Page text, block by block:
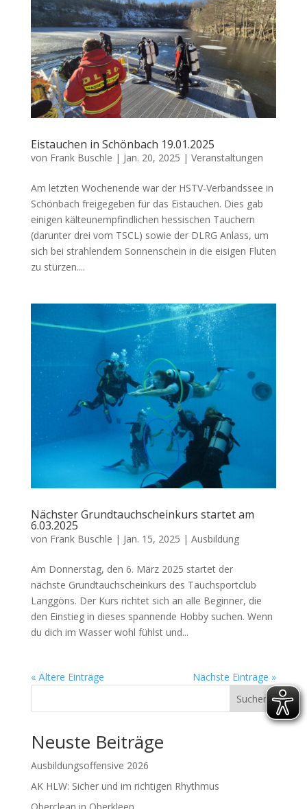
Eistauchen in Schönbach 19.01.2025
von Frank Buschle | Jan. 20, 2025 | Veranstaltungen
Am letzten Wochenende war der HSTV-Verbandssee in
Schönbach freigegeben für das Eistauchen. Dies gab
einigen kälteunempfindlichen hessischen Tauchern
(darunter drei vom TSCL) sowie der DLRG Anlass, um
sich bei strahlendem Sonnenschein in die eisigen Fluten
zu stürzen....
Nächster Grundtauchscheinkurs startet am
6.03.2025
von Frank Buschle | Jan. 15, 2025 | Ausbildung
Am Donnerstag, den 6. März 2025 startet der
nächste Grundtauchscheinkurs des Tauchsportclub
Langgöns. Der Kurs richtet sich an alle Beginner, die
den Einstieg in dieses spannende Hobby suchen. Wenn
du dich im Wasser wohl fühlst und...
« Ältere Einträge
Nächste Einträge »
Suchen
Neuste Beiträge
Ausbildungsoffensive 2026
AK HLW: Sicher und im richtigen Rhythmus